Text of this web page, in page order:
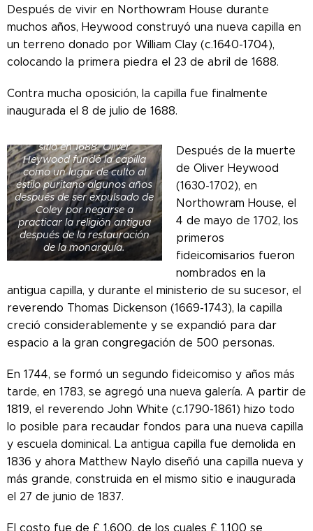
Después de vivir en Northowram House durante
muchos años, Heywood construyó una nueva capilla en
un terreno donado por William Clay (c.1640-1704),
colocando la primera piedra el 23 de abril de 1688.
Contra mucha oposición, la capilla fue finalmente
inaugurada el 8 de julio de 1688.
Esta piedra de fecha en la
pared sur de la actual capilla
sitio en 1688. Oliver
Heywood fundó la capilla
como un lugar de culto al
estilo puritano algunos años
después de ser expulsado de
Coley por negarse a
practicar la religión antigua
después de la restauración
de la monarquía.
Después de la muerte
de Oliver Heywood
(1630-1702), en
Northowram House, el
4 de mayo de 1702, los
primeros
fideicomisarios fueron
nombrados en la
antigua capilla, y durante el ministerio de su sucesor, el
reverendo Thomas Dickenson (1669-1743), la capilla
creció considerablemente y se expandió para dar
espacio a la gran congregación de 500 personas.
En 1744, se formó un segundo fideicomiso y años más
tarde, en 1783, se agregó una nueva galería. A partir de
1819, el reverendo John White (c.1790-1861) hizo todo
lo posible para recaudar fondos para una nueva capilla
y escuela dominical. La antigua capilla fue demolida en
1836 y ahora Matthew Naylo diseñó una capilla nueva y
más grande, construida en el mismo sitio e inaugurada
el 27 de junio de 1837.
El costo fue de £ 1,600, de los cuales £ 1,100 se